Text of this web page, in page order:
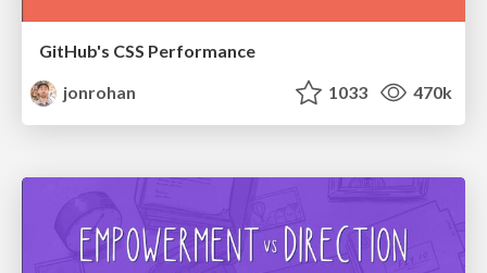
GitHub's CSS Performance
jonrohan
1033 470k